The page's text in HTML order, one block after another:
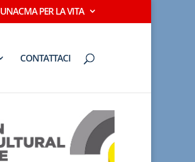
UNACMA PER LA VITA
CONTATTACI